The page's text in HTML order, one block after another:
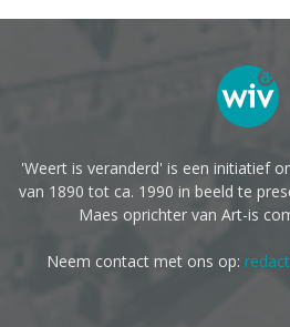
'Weert is veranderd' is een initiatief
van 1890 tot ca. 1990 in beeld te
Maes oprichter van Art-is
Neem contact met ons op: